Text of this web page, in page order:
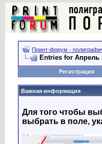
Принт-форум -
Entries for Апрель
Регистрация
Важная информация
Для того чтобы
выбрать в поле,